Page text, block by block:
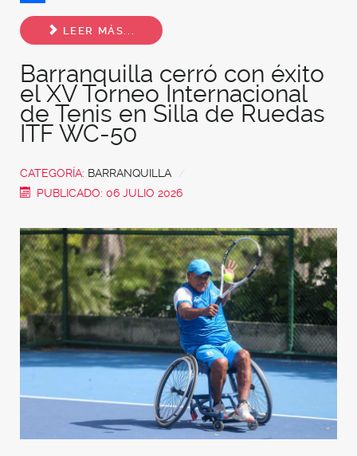
Share
LEER MÁS...
Barranquilla cerró con éxito
el XV Torneo Internacional
de Tenis en Silla de Ruedas
ITF WC-50
CATEGORÍA: BARRANQUILLA
PUBLICADO: 06 JULIO 2026